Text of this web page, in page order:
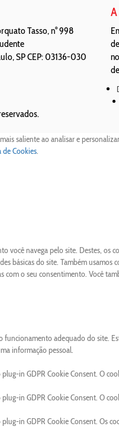
Tasso, n° 998
,SPCEP: 03136-030
saliente ao analisar e
de Cookies.
você navega pelo site. Destes, os
básicas do site. Também
com o seu consentimento. Você
funcionamento adequado do site.
informação pessoal.
in GDPR Cookie Consent. O
in GDPR Cookie Consent. O
in GDPR Cookie Consent. Os